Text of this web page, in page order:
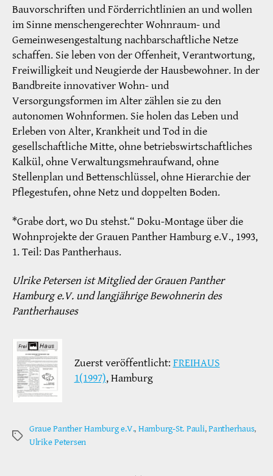
Bauvorschriften und Förderrichtlinien an und wollen
im Sinne menschengerechter Wohnraum- und
Gemeinwesengestaltung nachbarschaftliche Netze
schaffen. Sie leben von der Offenheit, Verantwortung,
Freiwilligkeit und Neugierde der Hausbewohner. In der
Bandbreite innovativer Wohn- und
Versorgungsformen im Alter zählen sie zu den
autonomen Wohnformen. Sie holen das Leben und
Erleben von Alter, Krankheit und Tod in die
gesellschaftliche Mitte, ohne betriebswirtschaftliches
Kalkül, ohne Verwaltungsmehraufwand, ohne
Stellenplan und Bettenschlüssel, ohne Hierarchie der
Pflegestufen, ohne Netz und doppelten Boden.
*Grabe dort, wo Du stehst.“ Doku-Montage über die
Wohnprojekte der Grauen Panther Hamburg e.V., 1993,
1. Teil: Das Pantherhaus.
Ulrike Petersen ist Mitglied der Grauen Panther
Hamburg e.V. und langjährige Bewohnerin des
Pantherhauses
Zuerst veröffentlicht:FREIHAUS
1(1997), Hamburg
Schlagwörter
Graue Panther Hamburg e.V., Hamburg-St. Pauli,Pantherhaus,
Ulrike Petersen